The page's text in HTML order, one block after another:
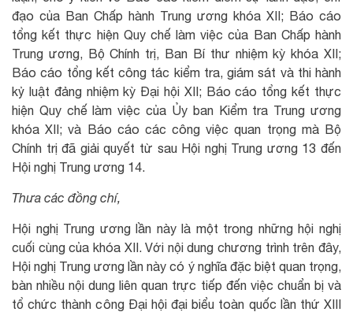
đạo của Ban Chấp hành Trung ương khóa XII; Báo cáo
tổng kết thực hiện Quy chế làm việc của Ban Chấp hành
Trung ương, Bộ Chính trị, Ban Bí thư nhiệm kỳ khóa XII;
Báo cáo tổng kết công tác kiểm tra, giám sát và thi hành
kỷ luật đảng nhiệm kỳ Đại hội XII; Báo cáo tổng kết thực
hiện Quy chế làm việc của Ủy ban Kiểm tra Trung ương
khóa XII; và Báo cáo các công việc quan trọng mà Bộ
Chính trị đã giải quyết từ sau Hội nghị Trung ương 13 đến
Hội nghị Trung ương 14.
Thưa các đồng chí,
Hội nghị Trung ương lần này là một trong những hội nghị
cuối cùng của khóa XII. Với nội dung chương trình trên đây,
Hội nghị Trung ương lần này có ý nghĩa đặc biệt quan trọng,
bàn nhiều nội dung liên quan trực tiếp đến việc chuẩn bị và
tổ chức thành công Đại hội đại biểu toàn quốc lần thứ XIII